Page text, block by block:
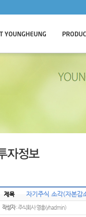
제목 자기주식 소각(자본감
작성자: 주식회사 영흥(yhadmin)